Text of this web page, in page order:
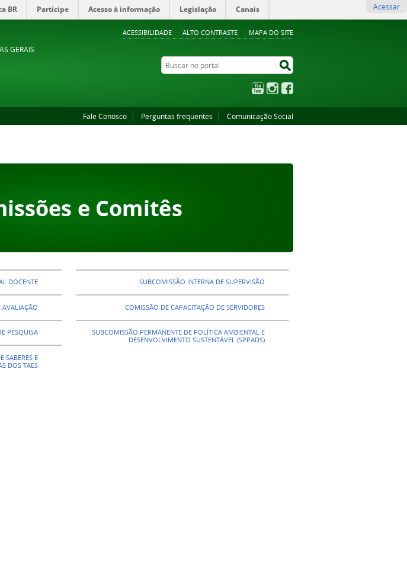
ACESSIBILIDADE ALTO CONTRASTE MAPA DO SITE
BR Participe Acesso à informação Legislação Canais Acessar
GERAIS
Buscar no portal
YouTubeInstagram
Fale Conosco Perguntas frequentes Comunicação Social
DOCENTE
AVALIAÇÃO
PESQUISA
SABERES E
DOS TAES
SUBCOMISSÃO INTERNA DE SUPERVISÃO
COMISSÃO DE CAPACITAÇÃO DE SERVIDORES
SUBCOMISSÃO PERMANENTE DE POLÍTICA AMBIENTAL E
DESENVOLVIMENTO SUSTENTÁVEL (SPPADS)